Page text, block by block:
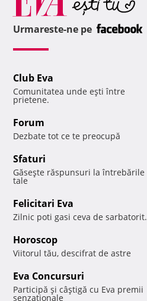
Urmareste-ne pe
Club Eva
Comunitatea unde eşti între
prietene.
Forum
Dezbate tot ce te preocupă
Sfaturi
Găseşte răspunsuri la întrebările
tale
Felicitari Eva
Zilnic poti gasi ceva de sarbatorit.
Horoscop
Viitorul tău, descifrat de astre
Eva Concursuri
Participă şi câştigă cu Eva premii
senzaţionale